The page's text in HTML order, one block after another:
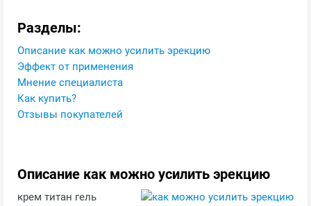
Разделы:
Описание как можно усилить эрекцию
Эффект от применения
Мнение специалиста
Как купить?
Отзывы покупателей
Описание как можно усилить эрекцию
крем титан гель